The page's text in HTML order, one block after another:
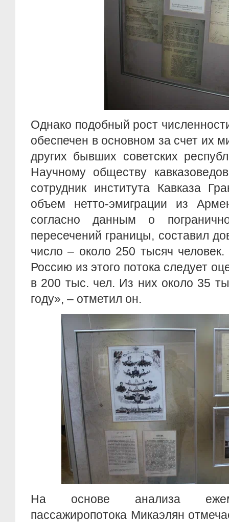
Однако подобный рост
обеспечен в основном за счет их
других бывших советских
Научному обществу
сотрудник института Кавказа
объем нетто-эмиграции из
согласно данным о
пересечений границы, составил
число – около 250 тысяч
Россию из этого потока следует
в 200 тыс. чел. Из них около 35
году», – отметил он.
На основе анализа
пассажиропотока Микаэлян